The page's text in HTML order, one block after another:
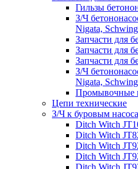
Гильзы
З/Ч
Nigata, Schwing
Запчасти для
Запчасти для
Запчасти для
З/Ч
Nigata, Schwing
Промывочные
Цепи технические
З/Ч к буровым
Ditch Witch
Ditch Witch
Ditch Witch
Ditch Witch
Ditch Witch